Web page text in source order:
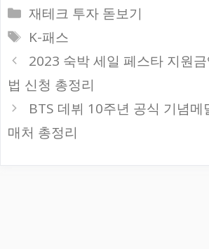
카
테
리
재테크 투자 돋보기
태
그
K-패스
2023 숙박 세일 페스타 지원
법 신청 총정리
BTS 데뷔 10주년 공식 기념메
매처 총정리